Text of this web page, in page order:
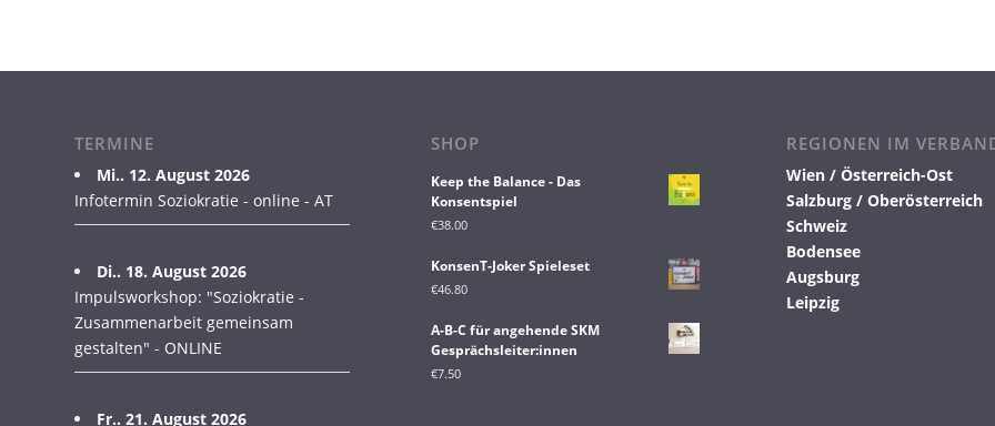
TERMINE
Mi.. 12. August 2026
Infotermin Soziokratie - online - AT
Di.. 18. August 2026
Impulsworkshop: "Soziokratie -
Zusammenarbeit gemeinsam
gestalten" - ONLINE
Fr.. 21. August 2026
SHOP
Keep the Balance - Das
Konsentspiel
€38.00
KonsenT-Joker Spieleset
€46.80
A-B-C für angehende SKM
Gesprächsleiter:innen
€7.50
REGIONEN IM
Wien / Österreich-Ost
Salzburg / Oberösterreich
Schweiz
Bodensee
Augsburg
Leipzig